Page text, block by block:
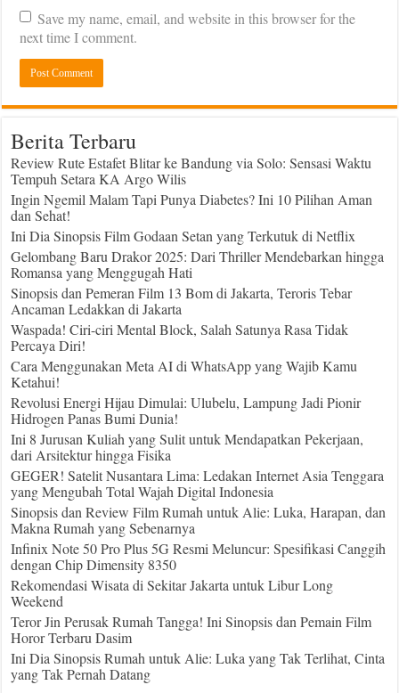
Save my name, email, and website in this browser for the
next time I comment.
Berita Terbaru
Review Rute Estafet Blitar ke Bandung via Solo: Sensasi Waktu
Tempuh Setara KA Argo Wilis
Ingin Ngemil Malam Tapi Punya Diabetes? Ini 10 Pilihan Aman
dan Sehat!
Ini Dia Sinopsis Film Godaan Setan yang Terkutuk di Netflix
Gelombang Baru Drakor 2025: Dari Thriller Mendebarkan hingga
Romansa yang Menggugah Hati
Sinopsis dan Pemeran Film 13 Bom di Jakarta, Teroris Tebar
Ancaman Ledakkan di Jakarta
Waspada! Ciri-ciri Mental Block, Salah Satunya Rasa Tidak
Percaya Diri!
Cara Menggunakan Meta AI di WhatsApp yang Wajib Kamu
Ketahui!
Revolusi Energi Hijau Dimulai: Ulubelu, Lampung Jadi Pionir
Hidrogen Panas Bumi Dunia!
Ini 8 Jurusan Kuliah yang Sulit untuk Mendapatkan Pekerjaan,
dari Arsitektur hingga Fisika
GEGER! Satelit Nusantara Lima: Ledakan Internet Asia Tenggara
yang Mengubah Total Wajah Digital Indonesia
Sinopsis dan Review Film Rumah untuk Alie: Luka, Harapan, dan
Makna Rumah yang Sebenarnya
Infinix Note 50 Pro Plus 5G Resmi Meluncur: Spesifikasi Canggih
dengan Chip Dimensity 8350
Rekomendasi Wisata di Sekitar Jakarta untuk Libur Long
Weekend
Teror Jin Perusak Rumah Tangga! Ini Sinopsis dan Pemain Film
Horor Terbaru Dasim
Ini Dia Sinopsis Rumah untuk Alie: Luka yang Tak Terlihat, Cinta
yang Tak Pernah Datang